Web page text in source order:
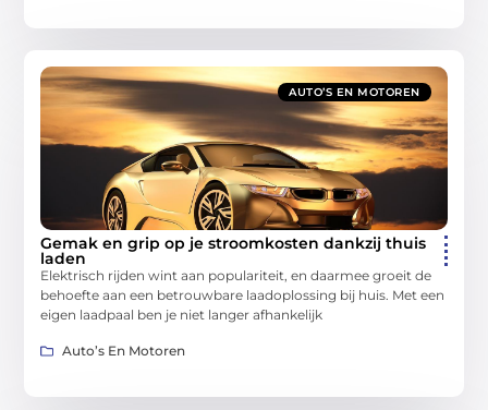
AUTO’S EN MOTOREN
Gemak en grip op je stroomkosten dankzij thuis
laden
Elektrisch rijden wint aan populariteit, en daarmee groeit de
behoefte aan een betrouwbare laadoplossing bij huis. Met een
eigen laadpaal ben je niet langer afhankelijk
Auto’s En Motoren